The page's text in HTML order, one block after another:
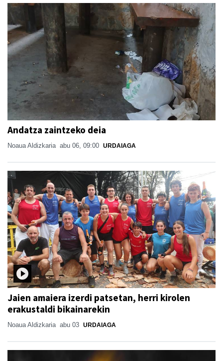
Andatza zaintzeko deia
Noaua Aldizkaria abu 06, 09:00 URDAIAGA
Jaien amaiera izerdi patsetan, herri kirolen
erakustaldi bikainarekin
Noaua Aldizkaria abu 03 URDAIAGA